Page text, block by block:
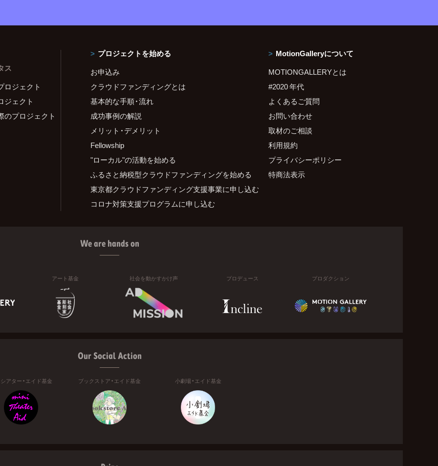
ス
ロジェクト
ジェクト
のプロジェクト
プロジェクトを始める
お申込み
クラウドファンディングとは
基本的な手順・流れ
成功事例の解説
メリット・デメリット
Fellowship
"ローカル"の活動を始める
ふるさと納税型クラウドファンディングを始める
東京都クラウドファンディング支援事業に申し込む
コロナ対策支援プログラムに申し込む
MotionGalleryについて
MOTIONGALLERYとは
#2020 年代
よくあるご質問
お問い合わせ
取材のご相談
利用規約
プライバシーポリシー
特商法表示
We are hands on
アート基金 社会を動かすかけ声 プロデュース プロダクション
Our Social Action
アター・エイド基金 ブックストア・エイド基金 小劇場・エイド基金